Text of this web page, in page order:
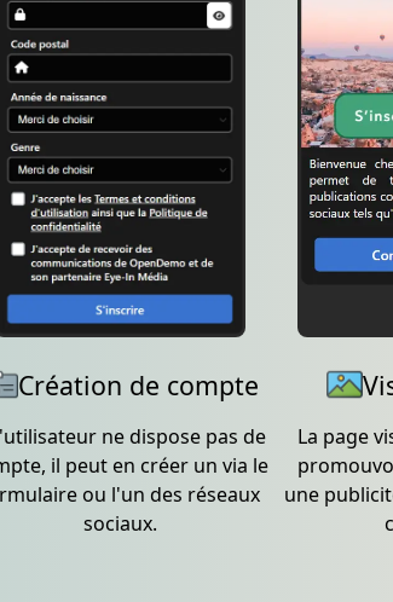
Création de compte
ne dispose pas de
il peut en créer un via le
ou l'un des réseaux
sociaux.
La page
une